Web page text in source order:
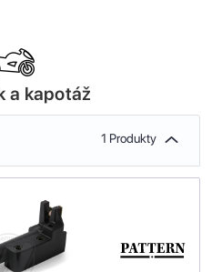
a kapotáž
1 Produkty